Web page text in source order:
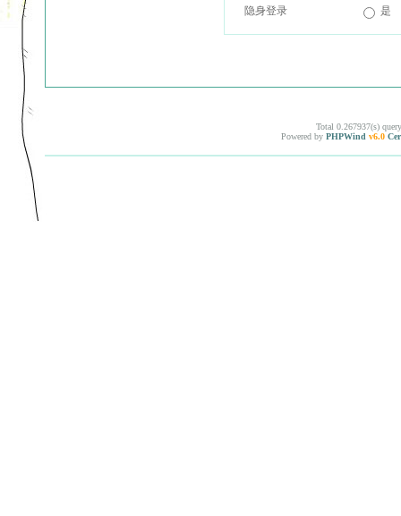
隐身登录 是
Total 0.267937(s)
Powered by PHPWind v6.0